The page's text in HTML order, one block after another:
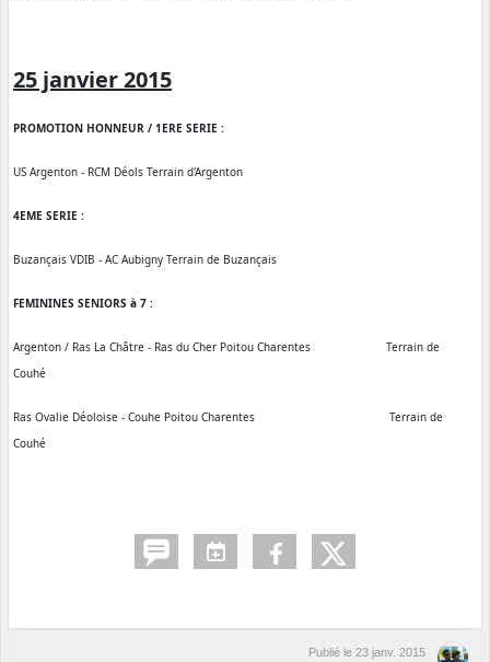
25 janvier 2015
PROMOTION HONNEUR / 1ERE SERIE :
US Argenton - RCM Déols Terrain d'Argenton
4EME SERIE :
Buzançais VDIB - AC Aubigny Terrain de Buzançais
FEMININES SENIORS à 7 :
Argenton / Ras La Châtre - Ras du Cher Poitou Charentes Terrain de
Couhé
Ras Ovalie Déoloise - Couhe Poitou Charentes Terrain de
Couhé
Publié le 23 janv. 2015